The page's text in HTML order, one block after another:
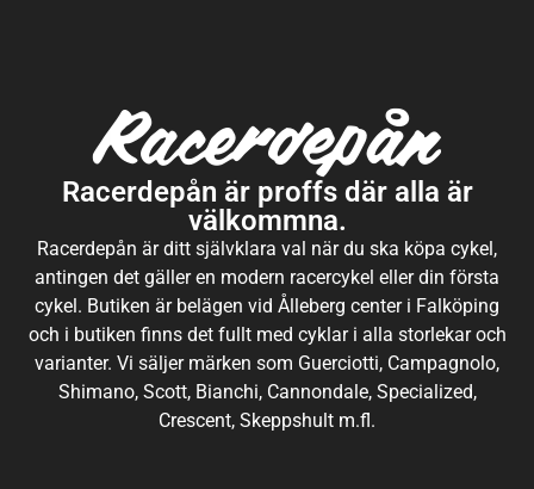
Racerdepån är proffs där alla är
välkommna.
Racerdepån är ditt självklara val när du ska köpa cykel,
antingen det gäller en modern racercykel eller din första
cykel. Butiken är belägen vid Ålleberg center i Falköping
och i butiken finns det fullt med cyklar i alla storlekar och
varianter. Vi säljer märken som Guerciotti, Campagnolo,
Shimano, Scott, Bianchi, Cannondale, Specialized,
Crescent, Skeppshult m.fl.